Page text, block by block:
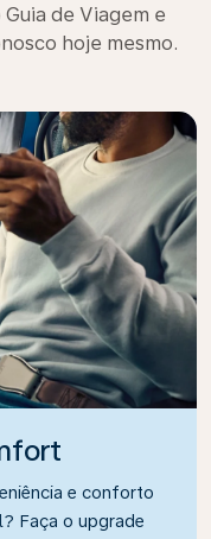
de Viagem e
hoje mesmo.
e conforto
Faça o upgrade